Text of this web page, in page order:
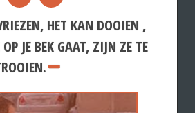
HET KAN DOOIEN ,
JE BEK GAAT, ZIJN ZE TE